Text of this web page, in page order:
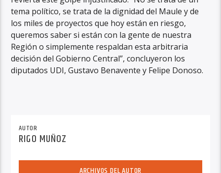
tema político, se trata de la dignidad del Maule y de
los miles de proyectos que hoy están en riesgo,
queremos saber si están con la gente de nuestra
Región o simplemente respaldan esta arbitraria
decisión del Gobierno Central”, concluyeron los
diputados UDI, Gustavo Benavente y Felipe Donoso.
AUTOR
RIGO MUÑOZ